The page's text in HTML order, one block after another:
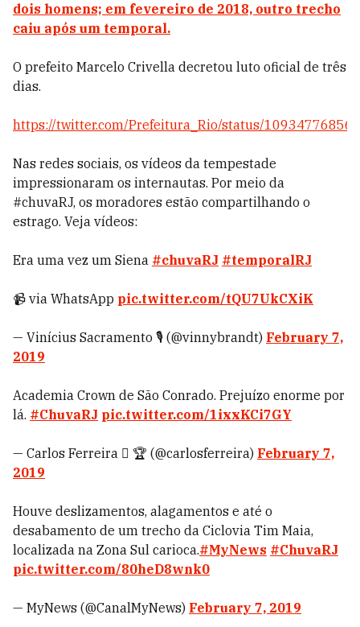
dois homens; em fevereiro de 2018, outro trecho
caiu após um temporal.
O prefeito Marcelo Crivella decretou luto oficial de três
dias.
https://twitter.com/Prefeitura_Rio/status/
Nas redes sociais, os vídeos da tempestade
impressionaram os internautas. Por meio da
#chuvaRJ, os moradores estão compartilhando o
estrago. Veja vídeos:
Era uma vez um Siena #chuvaRJ #temporalRJ
📹 via WhatsApp pic.twitter.com/tQU7UkCXiK
— Vinícius Sacramento 🎙️ (@vinnybrandt) February 7,
2019
Academia Crown de São Conrado. Prejuízo enorme por
lá. #ChuvaRJ pic.twitter.com/1ixxKCi7GY
— Carlos Ferreira  🏆 (@carlosferreira) February 7,
2019
Houve deslizamentos, alagamentos e até o
desabamento de um trecho da Ciclovia Tim Maia,
localizada na Zona Sul carioca.#MyNews #ChuvaRJ
pic.twitter.com/80heD8wnk0
— MyNews (@CanalMyNews) February 7, 2019